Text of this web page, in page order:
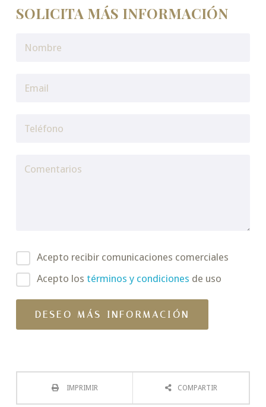
SOLICITA MÁS INFORMACIÓN
Acepto recibir comunicaciones comerciales
Acepto los términos y condiciones de uso
IMPRIMIR COMPARTIR